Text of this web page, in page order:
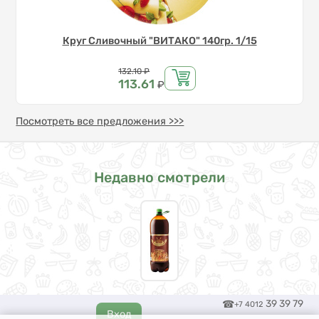
Круг Сливочный "ВИТАКО" 140гр. 1/15
Цена
132.10 ₽
113.61 ₽
Посмотреть все предложения >>>
Недавно смотрели
+7 4012 39 39 79